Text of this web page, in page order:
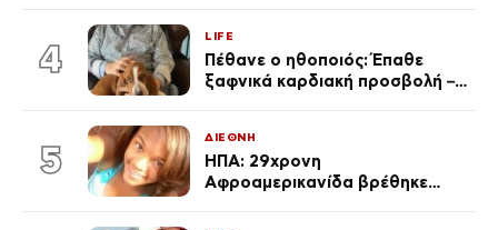
4
LIFE
Πέθανε ο ηθοποιός: Έπαθε
ξαφνικά καρδιακή προσβολή – Η
5
ΔΙΕΘΝΗ
ΗΠΑ: 29χρονη
Αφροαμερικανίδα βρέθηκε